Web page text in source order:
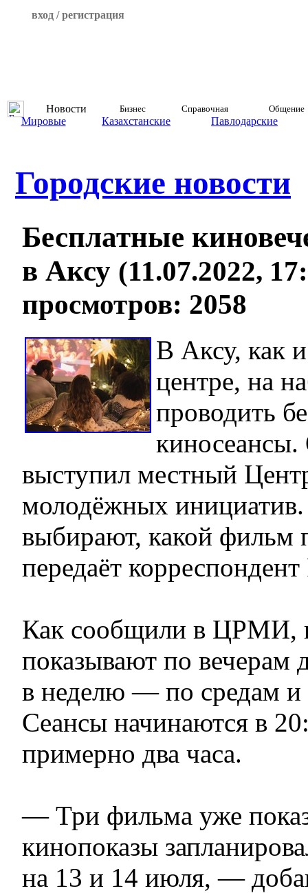
вход / регистрация
Новости Бизнес Справочная Общение
Мировые Казахстанские Павлодарские
Городские новости
Бесплатные
в Аксу (11.07.2022,
просмотров: 2058
В Аксу, как
центре, на
проводить
киносеансы.
выступил местный
молодёжных
выбирают, какой фильм
передаёт
Как сообщили в ЦРМИ,
показывают по вечерам
в неделю — по средам и
Сеансы начинаются в
примерно два часа.
— Три фильма уже
кинопоказы
на 13 и 14 июля, —